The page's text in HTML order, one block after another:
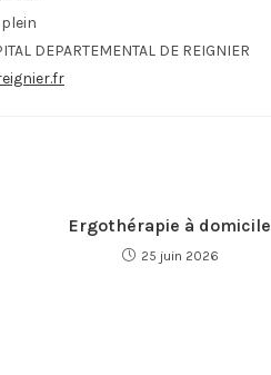
DEPARTEMENTAL DE REIGNIER
Ergothérapie à domicile
25 juin 2026